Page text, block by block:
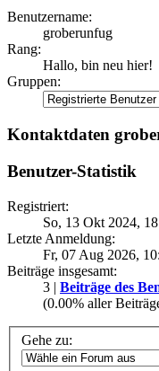
Benutzername:
groberunfug
Rang:
Hallo, bin neu hier!
Gruppen:
Kontaktdaten
Benutzer-Statistik
Registriert:
So, 13 Okt 2024,
Letzte Anmeldung:
Fr, 07 Aug 2026,
Beiträge insgesamt:
3 | Beiträge des
(0.00% aller
Gehe zu: